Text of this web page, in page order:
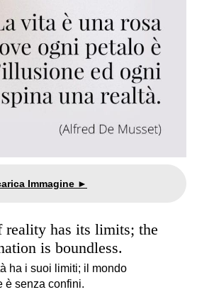
reality has its limits; the
is boundless.
ha i suoi limiti; il mondo
è senza confini.